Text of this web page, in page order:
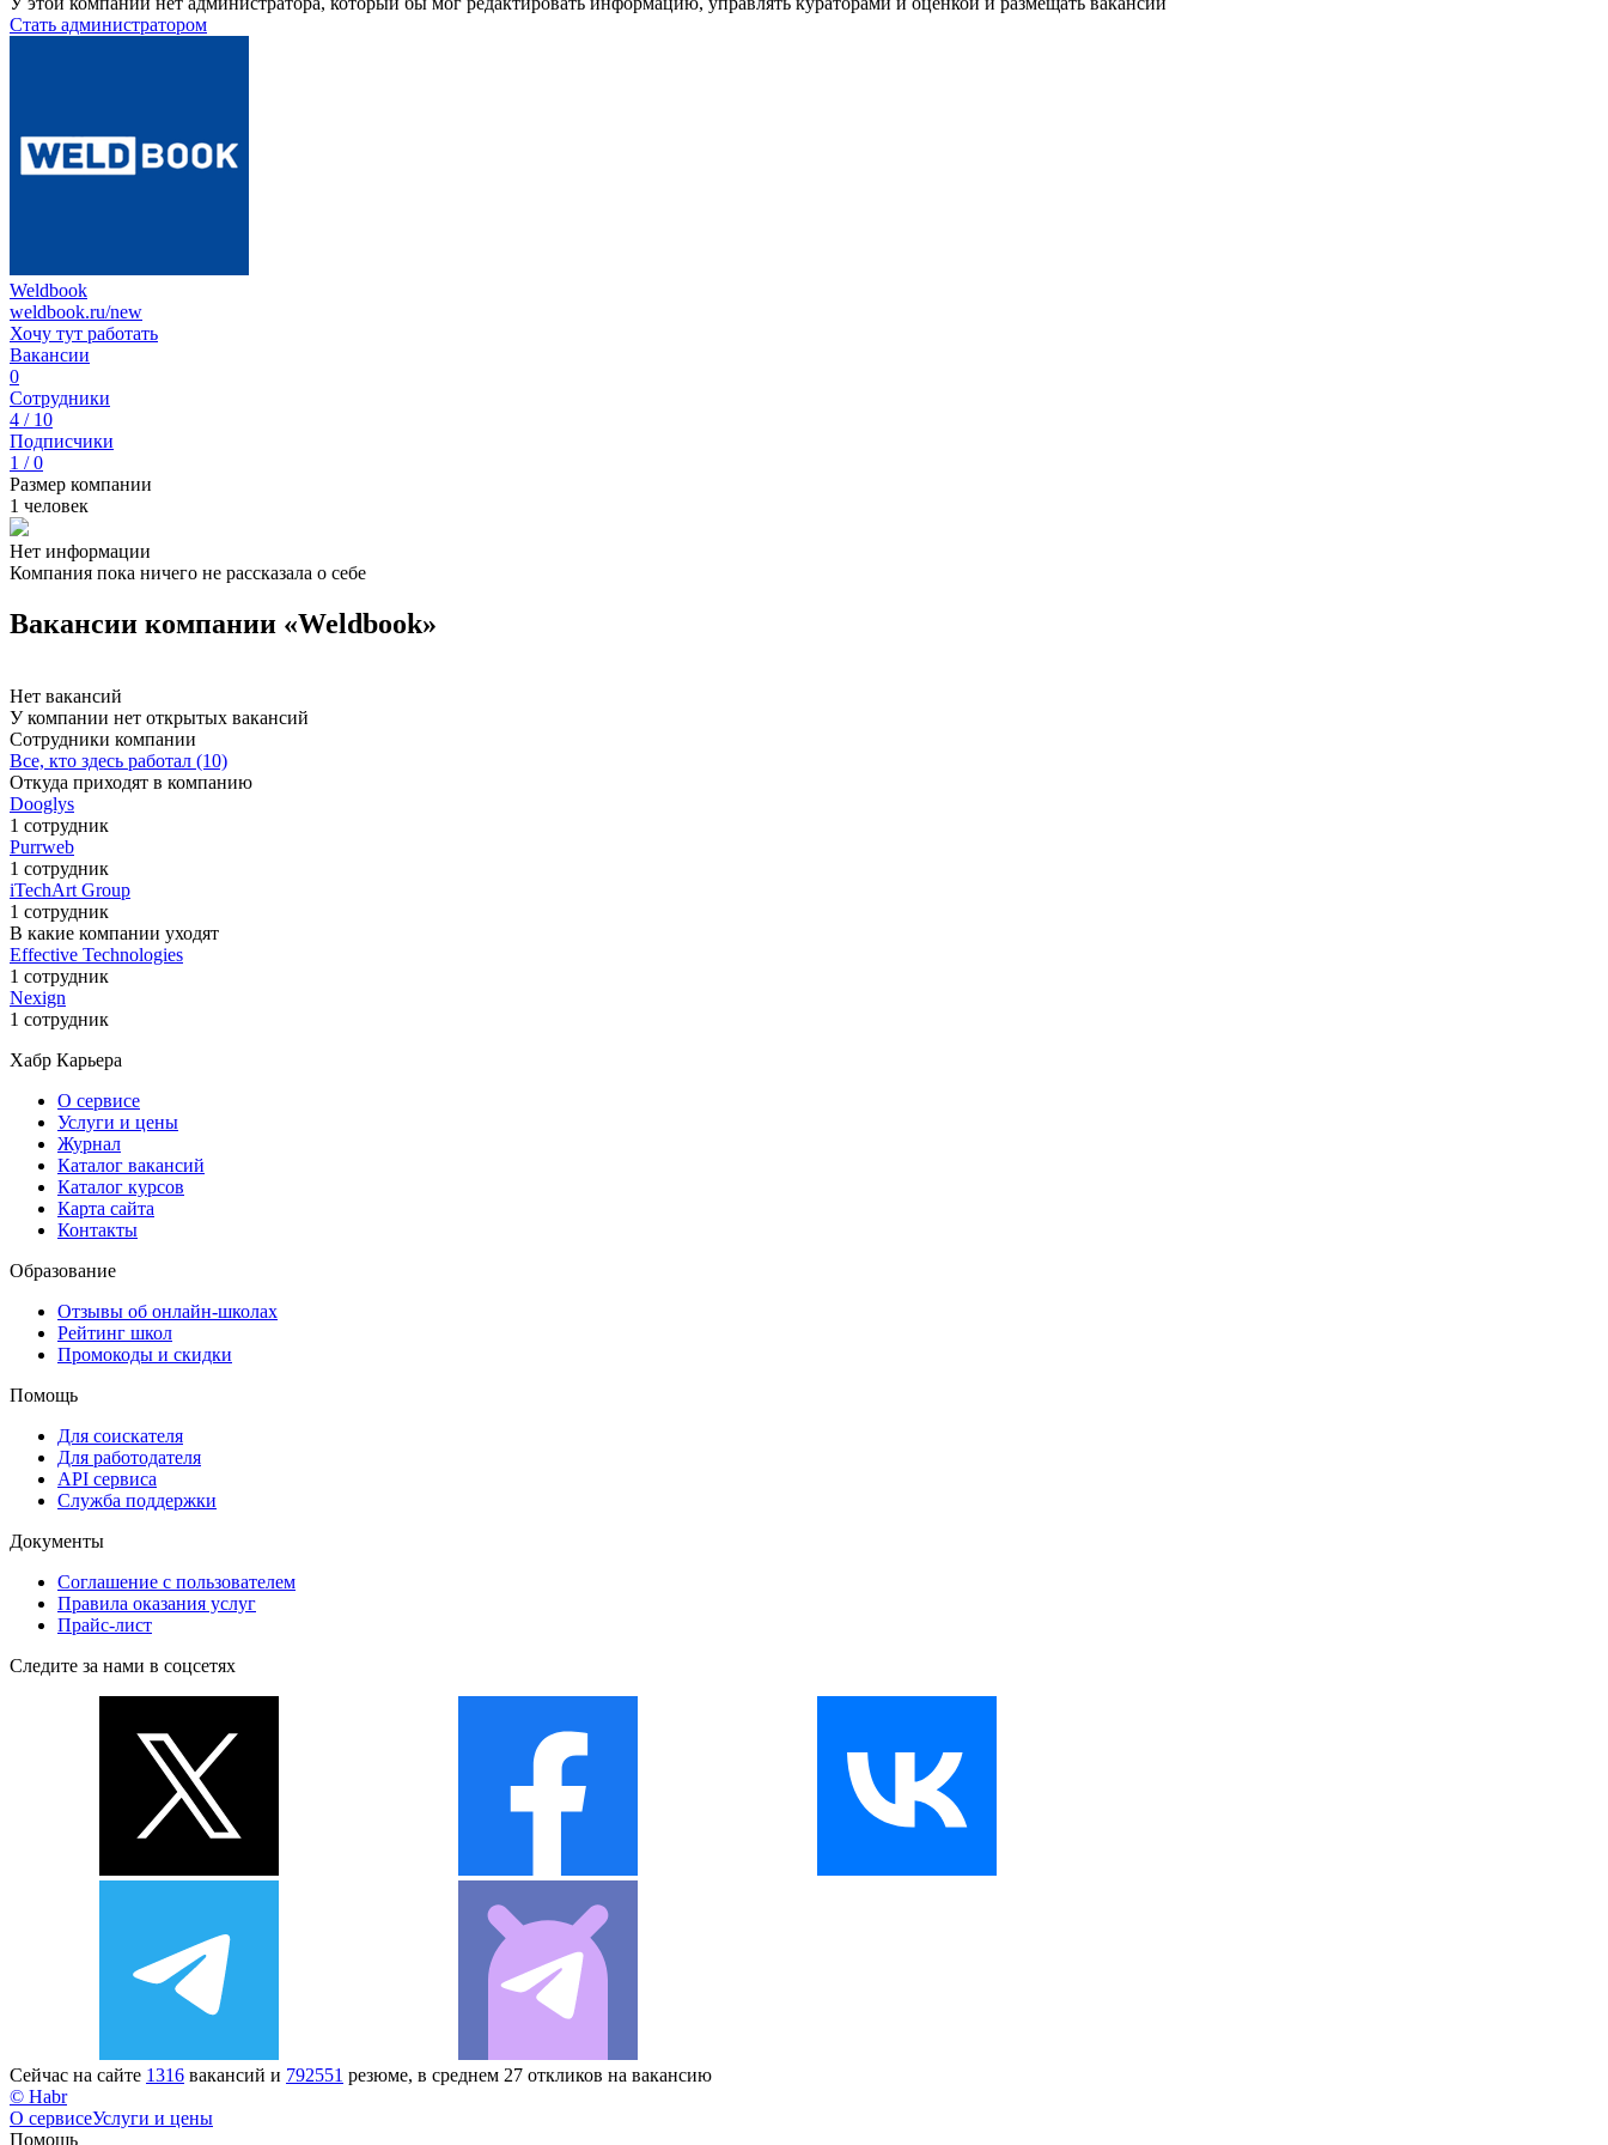
Стать администратором
Weldbook
weldbook.ru/new
Хочу тут работать
Вакансии
0
Сотрудники
4 / 10
Подписчики
1 / 0
Размер компании
1 человек
Нет информации
Компания пока ничего не рассказала о себе
Вакансии компании «Weldbook»
Нет вакансий
У компании нет открытых вакансий
Сотрудники компании
Все, кто здесь работал (10)
Откуда приходят в компанию
Dooglys
1 сотрудник
Purrweb
1 сотрудник
iTechArt Group
1 сотрудник
В какие компании уходят
Effective Technologies
1 сотрудник
Nexign
1 сотрудник
Хабр Карьера
О сервисе
Услуги и цены
Журнал
Каталог вакансий
Каталог курсов
Карта сайта
Контакты
Образование
Отзывы об онлайн-школах
Рейтинг школ
Промокоды и скидки
Помощь
Для соискателя
Для работодателя
API сервиса
Служба поддержки
Документы
Соглашение с пользователем
Правила оказания услуг
Прайс-лист
Следите за нами в соцсетях
Сейчас на сайте 1316 вакансий и 792551 резюме, в среднем 27 откликов на вакансию
© Habr
О сервисеУслуги и цены
Помощь